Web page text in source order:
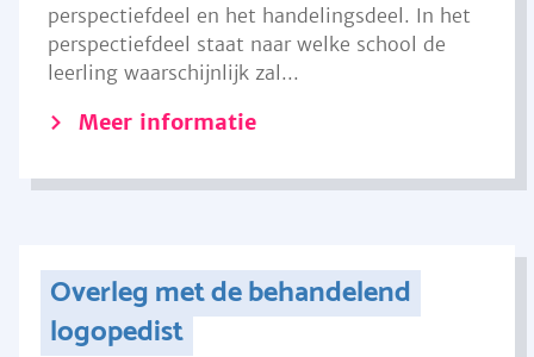
perspectiefdeel en het handelingsdeel. In het
perspectiefdeel staat naar welke school de
leerling waarschijnlijk zal...
Meer informatie
Overleg met de behandelend
logopedist